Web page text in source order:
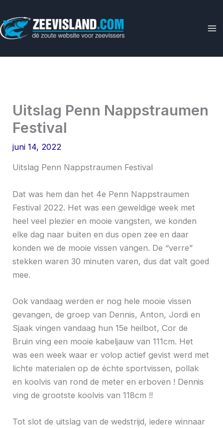
naar
de
Uitslag Penn Nappstraumen
Festival
juni 14, 2022
Uitslag Penn Nappstraumen Festival
Dat was hem dan het 4e Penn Nappstraumen
Festival 2022. Het was een geweldige week met
heel veel plezier en mooie vangsten, we konden
elke dag naar buiten en dus open zee en daar
konden we de mooie vissen vangen. De “verre”
stekken waren 30 minuten varen, dus dat valt goed
mee.
Ook vandaag werden er nog hele mooie vissen
gevangen, de groep van Dennis, Anton, Jordi en
Sjaak vingen vandaag hun 15e heilbot, Cor de
Bruin ving een mooie kabeljauw van 111cm. Het
was een week waar er volop actief gevist werd met
lichte materialen op de échte sportvissen, pollak
en koolvis van rond de meter en erboven ! Dennis
ving de grootste koolvis van 118cm !!
Tot slot de uitslag van de wedstrijd, iedere winnaar